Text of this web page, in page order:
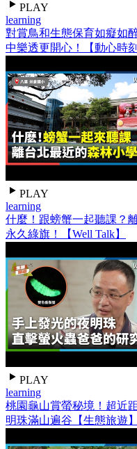
PLAY
learning
對賞鳥和生態保育如癡如
中樂透更開心！【動心時
PLAY
learning
什麼！跟螃蟹一起聽課？
永久綠旗！【Well Talk】
PLAY
learning
桃園龜山賞螢秘境！超近
明珠滿山遍谷【生態旅遊